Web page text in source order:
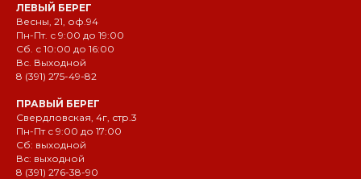
ЛЕВЫЙ БЕРЕГ
Весны, 21, оф.94
Пн-Пт. с 9:00 до 19:00
Сб. с 10:00 до 16:00
Вс. Выходной
8 (391) 275-49-82
ПРАВЫЙ БЕРЕГ
Свердловская, 4г, стр.3
Пн-Пт с 9:00 до 17:00
Сб: выходной
Вс: выходной
8 (391) 276-38-90